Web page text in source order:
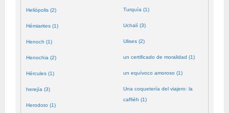
Heliópolis (2)
Hémiarites (1)
Henoch (1)
Henochia (2)
Hércules (1)
herejía (3)
Herodoto (1)
Turquía (1)
Uchalí (3)
Ulises (2)
un certificado de moralidad (1)
un equívoco amoroso (1)
Una coquetería del viajero: la
caffiéh (1)